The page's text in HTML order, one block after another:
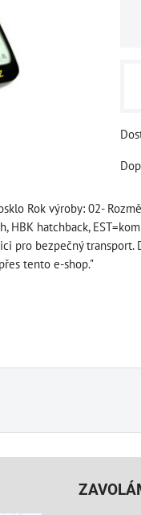
Rok výroby: 02-
HBK hatchback,
pro bezpečný
tento e-shop."